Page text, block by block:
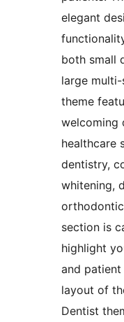
elegant
both small
large
theme
welcoming
healthcare
dentistry,
whitening,
section is
highlight
and patient
layout of
Dentist